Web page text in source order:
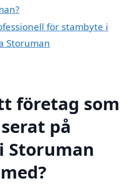
för stambyte i
Storuman
företag som
på
Storuman